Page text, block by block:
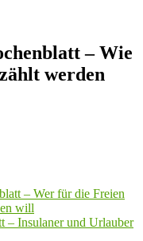
– Wie
werden
– Wer für die Freien
will
– Insulaner und Urlauber